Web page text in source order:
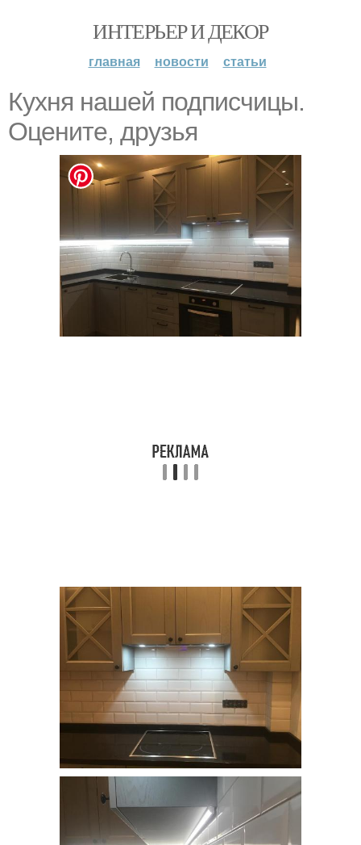
ИНТЕРЬЕР И ДЕКОР
главная новости статьи
Кухня нашей подписчицы.
Оцените, друзья